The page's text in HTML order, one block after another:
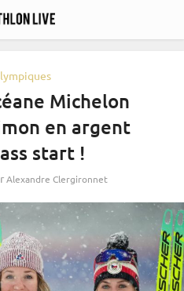
Michelon
en argent
start !
Alexandre Clergironnet